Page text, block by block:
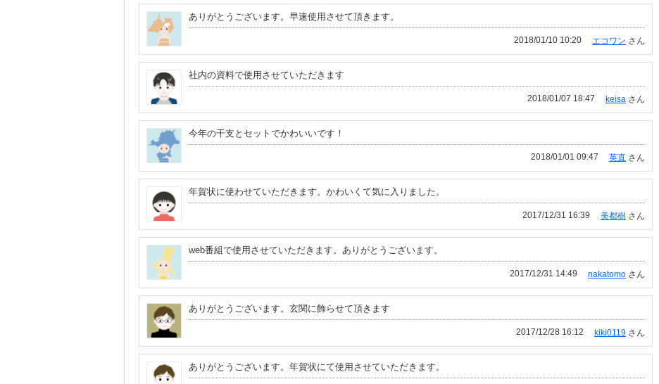
ありがとうございます。早速使用させて頂きます。
エコワン さん
2018/01/10 10:20
社内の資料で使用させていただきます
keisa さん
2018/01/07 18:47
今年の干支とセットでかわいいです！
英直 さん
2018/01/01 09:47
年賀状に使わせていただきます。かわいくて気に入りました。
美都樹 さん
2017/12/31 16:39
web番組で使用させていただきます。ありがとうございます。
nakatomo さん
2017/12/31 14:49
ありがとうございます。玄関に飾らせて頂きます
kiki0119 さん
2017/12/28 16:12
ありがとうございます。年賀状にて使用させていただきます。